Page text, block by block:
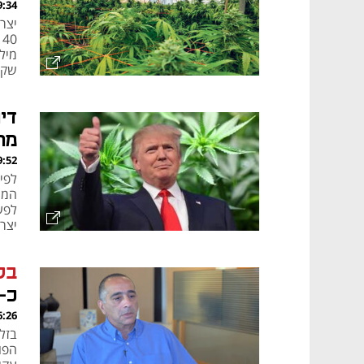
14.12.25
13.12.25
כ-140 מיליון שקל - שוקלת
02.12.25